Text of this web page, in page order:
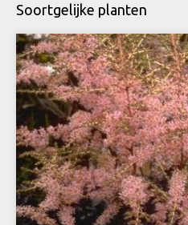
Soortgelijke planten